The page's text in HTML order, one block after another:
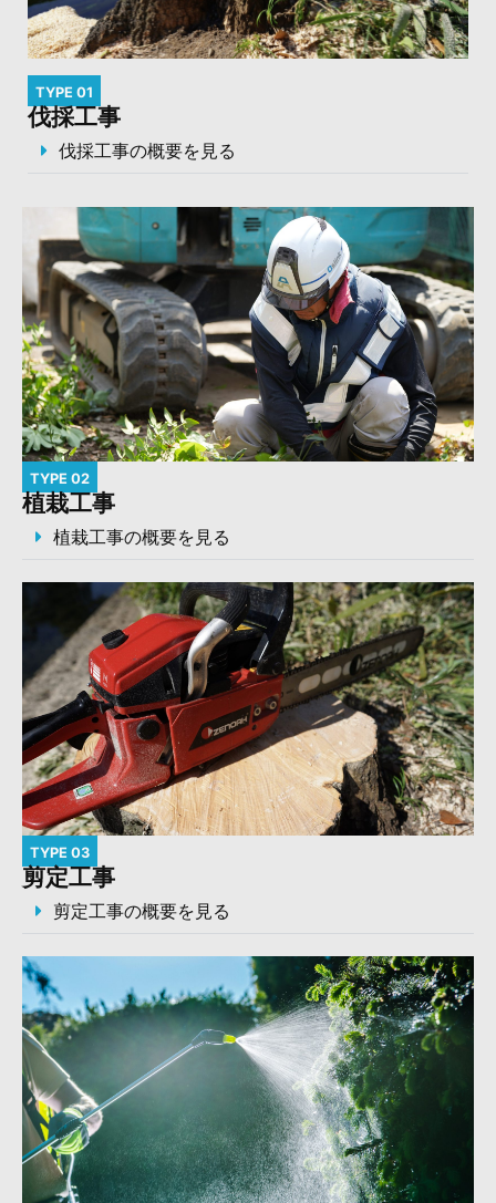
TYPE 01
伐採工事
伐採工事の概要を見る
TYPE 02
植栽工事
植栽工事の概要を見る
TYPE 03
剪定工事
剪定工事の概要を見る